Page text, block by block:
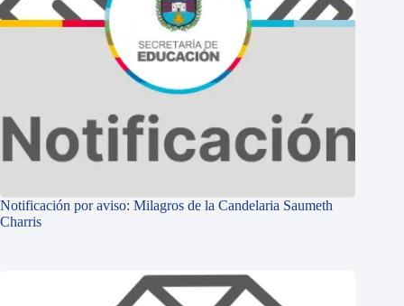
Notificación por aviso: Milagros de la Candelaria Saumeth
Charris